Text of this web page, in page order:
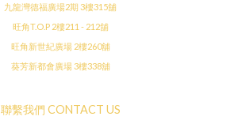
九龍灣德福廣場2期 3樓315舖
旺角T.O.P 2樓211 - 212舖
旺角新世紀廣場 2樓260舖
葵芳新都會廣場 3樓338舖
聯繫我們 CONTACT US